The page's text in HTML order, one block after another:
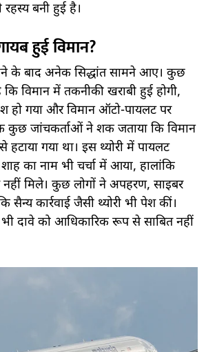
बनी हुई है।
हुई विमान?
के बाद अनेक सिद्धांत सामने आए। कुछ
कि विमान में तकनीकी खराबी हुई होगी,
हो गया और विमान ऑटो-पायलट पर
कुछ जांचकर्ताओं ने शक जताया कि विमान
गया था। इस थ्योरी में पायलट
का नाम भी चर्चा में आया, हालांकि
मिले। कुछ लोगों ने अपहरण, साइबर
कार्रवाई जैसी थ्योरी भी पेश कीं।
दावे को आधिकारिक रूप से साबित नहीं